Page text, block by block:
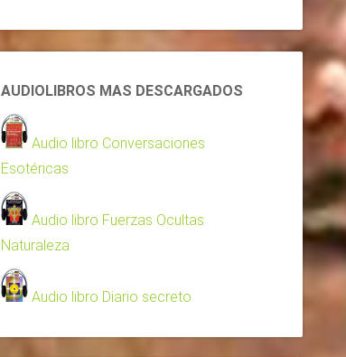
AUDIOLIBROS MAS DESCARGADOS
Audio libro Conversaciones
Esotéricas
Audio libro Fuerzas Ocultas
Naturaleza
Audio libro Diario secreto